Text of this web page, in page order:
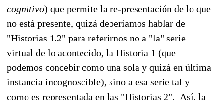
cognitivo) que permite la re-presentación de lo que
no está presente, quizá deberíamos hablar de
"Historias 1.2" para referirnos no a "la" serie
virtual de lo acontecido, la Historia 1 (que
podemos concebir como una sola y quizá en última
instancia incognoscible), sino a esa serie tal y
como es representada en las "Historias 2". Así, la